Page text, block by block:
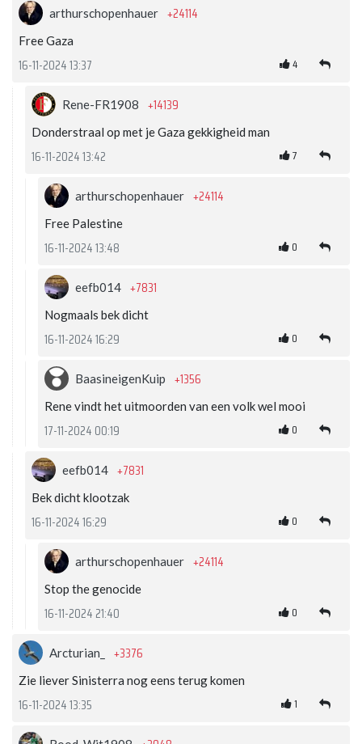
arthurschopenhauer +24114
Free Gaza
16-11-2024 13:37 4
Rene-FR1908 +14139
Donderstraal op met je Gaza gekkigheid man
16-11-2024 13:42 7
arthurschopenhauer +24114
Free Palestine
16-11-2024 13:48 0
eefb014 +7831
Nogmaals bek dicht
16-11-2024 16:29 0
BaasineigenKuip +1356
Rene vindt het uitmoorden van een volk wel mooi
17-11-2024 00:19 0
eefb014 +7831
Bek dicht klootzak
16-11-2024 16:29 0
arthurschopenhauer +24114
Stop the genocide
16-11-2024 21:40 0
Arcturian_ +3376
Zie liever Sinisterra nog eens terug komen
16-11-2024 13:35 1